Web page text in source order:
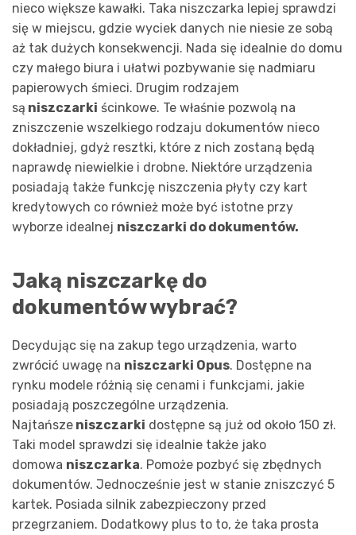
nieco większe kawałki. Taka niszczarka lepiej sprawdzi
się w miejscu, gdzie wyciek danych nie niesie ze sobą
aż tak dużych konsekwencji. Nada się idealnie do domu
czy małego biura i ułatwi pozbywanie się nadmiaru
papierowych śmieci. Drugim rodzajem
są niszczarki ścinkowe. Te właśnie pozwolą na
zniszczenie wszelkiego rodzaju dokumentów nieco
dokładniej, gdyż resztki, które z nich zostaną będą
naprawdę niewielkie i drobne. Niektóre urządzenia
posiadają także funkcję niszczenia płyty czy kart
kredytowych co również może być istotne przy
wyborze idealnej niszczarki do dokumentów.
Jaką niszczarkę do
dokumentów wybrać?
Decydując się na zakup tego urządzenia, warto
zwrócić uwagę na niszczarki Opus. Dostępne na
rynku modele różnią się cenami i funkcjami, jakie
posiadają poszczególne urządzenia.
Najtańsze niszczarki dostępne są już od około 150 zł.
Taki model sprawdzi się idealnie także jako
domowa niszczarka. Pomoże pozbyć się zbędnych
dokumentów. Jednocześnie jest w stanie zniszczyć 5
kartek. Posiada silnik zabezpieczony przed
przegrzaniem. Dodatkowy plus to to, że taka prosta